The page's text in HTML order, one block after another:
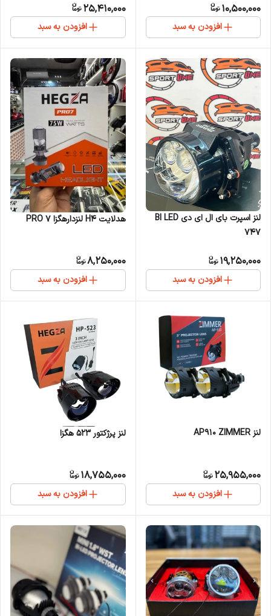
10,500,000
افزودن به سبد
25,410,000
افزودن به سبد
لنز اسپرت بای ال ای دی BI LED
747
19,250,000
افزودن به سبد
هدلایت H4 لنزدارهگزا PRO 7
8,250,000
افزودن به سبد
لنز AP910 ZIMMER
25,955,000
افزودن به سبد
لنز پرژکتور 523 هگزا
18,755,000
افزودن به سبد